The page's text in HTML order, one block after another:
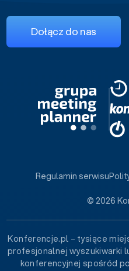
Dołącz do nas
© 2026
Regulamin serwisu
Konferencje.pl – tysiące
profesjonalnej wyszukiwarki
konferencyjnej spośród